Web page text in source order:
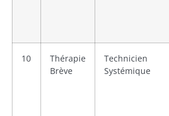
10
Thérapie
Brève
Technicien
Systémique